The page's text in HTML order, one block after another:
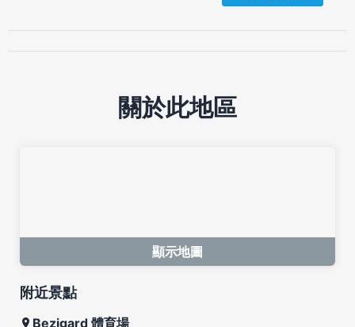
關於此地區
顯示地圖
附近景點
Bezigard 體育場